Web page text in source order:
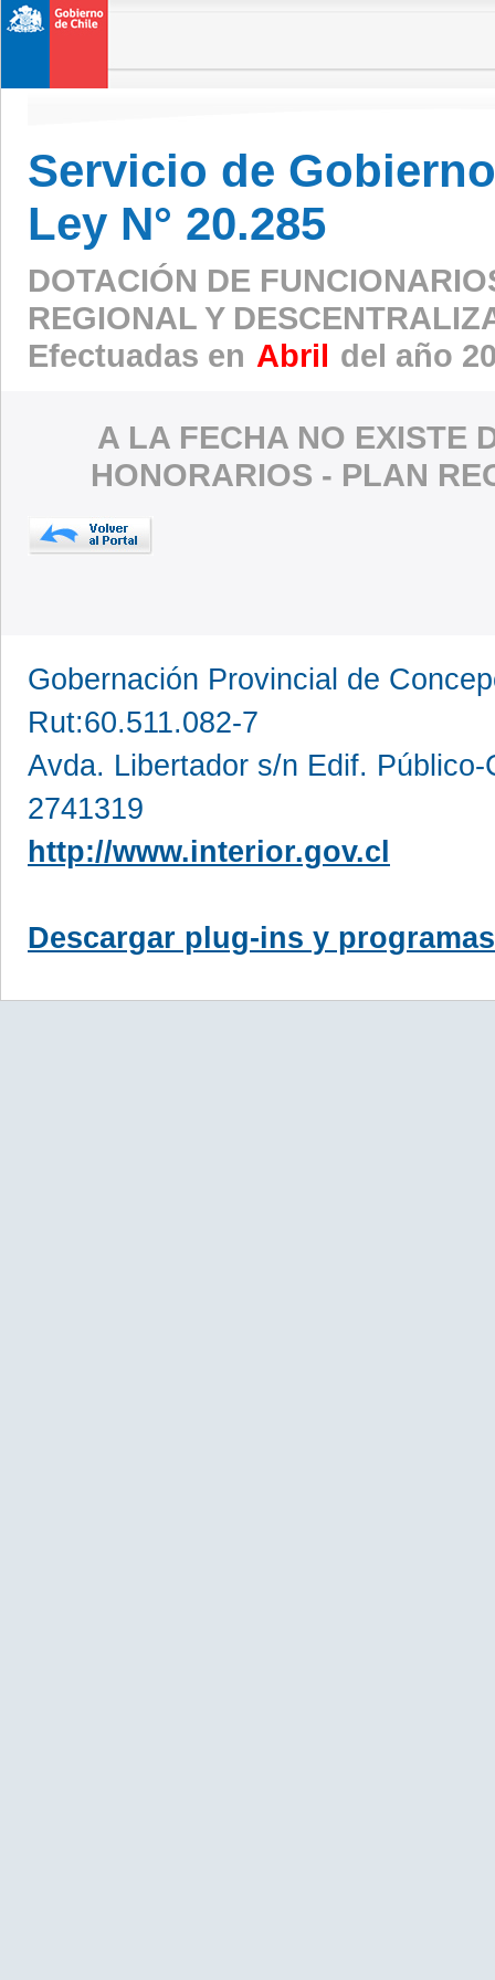
Servicio de
Ley N° 20.285
DOTACIÓN DE
REGIONAL Y
Efectuadas en Abril del año
A LA FECHA NO EXISTE
HONORARIOS - PLAN
Gobernación Provincial de
Rut:60.511.082-7
Avda. Libertador s/n Edif.
2741319
http://www.interior.gov.cl
Descargar plug-ins y